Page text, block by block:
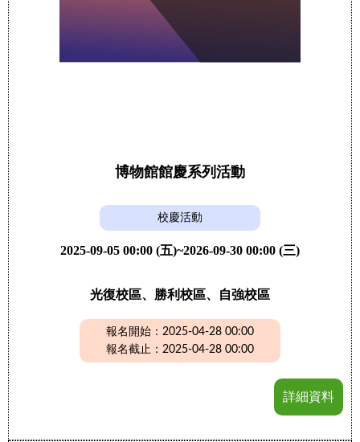
博物館館慶系列活動
校慶活動
2025-09-05 00:00 (五)~2026-09-30 00:00 (三)
光復校區、勝利校區、自強校區
報名開始：2025-04-28 00:00
報名截止：2025-04-28 00:00
詳細資料